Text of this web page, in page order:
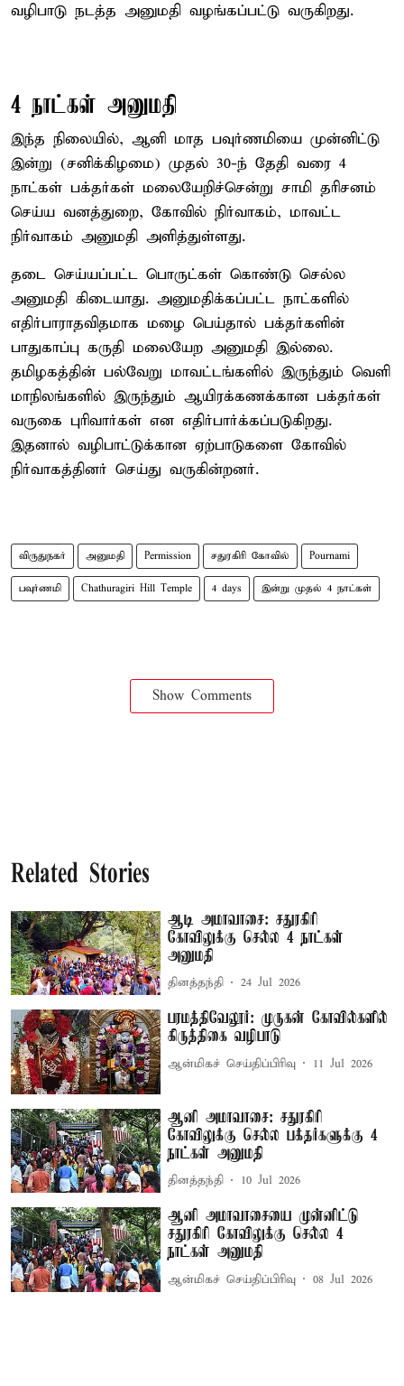
வழிபாடு நடத்த அனுமதி வழங்கப்பட்டு வருகிறது.
4 நாட்கள் அனுமதி
இந்த நிலையில், ஆனி மாத பவுர்ணமியை முன்னிட்டு
இன்று (சனிக்கிழமை) முதல் 30-ந் தேதி வரை 4
நாட்கள் பக்தர்கள் மலையேறிச்சென்று சாமி தரிசனம்
செய்ய வனத்துறை, கோவில் நிர்வாகம், மாவட்ட
நிர்வாகம் அனுமதி அளித்துள்ளது.
தடை செய்யப்பட்ட பொருட்கள் கொண்டு செல்ல
அனுமதி கிடையாது. அனுமதிக்கப்பட்ட நாட்களில்
எதிர்பாராதவிதமாக மழை பெய்தால் பக்தர்களின்
பாதுகாப்பு கருதி மலையேற அனுமதி இல்லை.
தமிழகத்தின் பல்வேறு மாவட்டங்களில் இருந்தும் வெளி
மாநிலங்களில் இருந்தும் ஆயிரக்கணக்கான பக்தர்கள்
வருகை புரிவார்கள் என எதிர்பார்க்கப்படுகிறது.
இதனால் வழிபாட்டுக்கான ஏற்பாடுகளை கோவில்
நிர்வாகத்தினர் செய்து வருகின்றனர்.
விருதுநகர் அனுமதி Permission சதுரகிரி கோவில் Pournami
பவுர்ணமி Chathuragiri Hill Temple 4 days இன்று முதல் 4 நாட்கள்
Show Comments
Related Stories
ஆடி அமாவாசை: சதுரகிரி
கோவிலுக்கு செல்ல 4 நாட்கள்
அனுமதி
தினத்தந்தி 24 Jul 2026
பரமத்திவேலூர்: முருகன் கோவில்களில்
கிருத்திகை வழிபாடு
ஆன்மிகச் செய்திப்பிரிவு 11 Jul 2026
ஆனி அமாவாசை: சதுரகிரி
கோவிலுக்கு செல்ல பக்தர்களுக்கு 4
நாட்கள் அனுமதி
தினத்தந்தி 10 Jul 2026
ஆனி அமாவாசையை முன்னிட்டு
சதுரகிரி கோவிலுக்கு செல்ல 4
நாட்கள் அனுமதி
ஆன்மிகச் செய்திப்பிரிவு 08 Jul 2026